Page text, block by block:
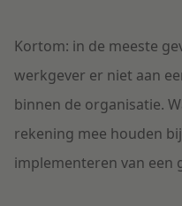
Kortom: in de meeste
werkgever er niet aan
binnen de organisatie.
rekening mee houden
implementeren van een